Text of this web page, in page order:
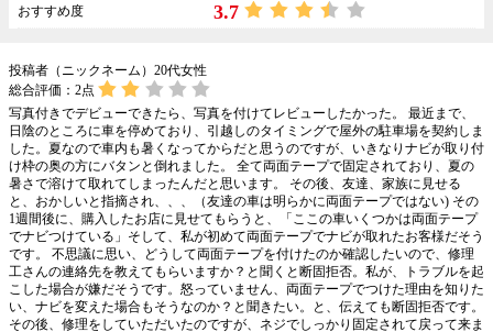
おすすめ度 3.7
投稿者（ニックネーム）20代女性
総合評価： 2点
写真付きでデビューできたら、写真を付けてレビューしたかった。 最近まで、
日陰のところに車を停めており、引越しのタイミングで屋外の駐車場を契約しま
した。夏なので車内も暑くなってからだと思うのですが、いきなりナビが取り付
け枠の奥の方にバタンと倒れました。 全て両面テープで固定されており、夏の
暑さで溶けて取れてしまったんだと思います。 その後、友達、家族に見せる
と、おかしいと指摘され、、、（友達の車は明らかに両面テープではない) その
1週間後に、購入したお店に見せてもらうと、「ここの車いくつかは両面テープ
でナビつけている」そして、私が初めて両面テープでナビが取れたお客様だそう
です。 不思議に思い、どうして両面テープを付けたのか確認したいので、修理
工さんの連絡先を教えてもらいますか？と聞くと断固拒否。私が、トラブルを起
こした場合が嫌だそうです。怒っていません、両面テープでつけた理由を知りた
い、ナビを変えた場合もそうなのか？と聞きたい。と、伝えても断固拒否です。
その後、修理をしていただいたのですが、ネジでしっかり固定されて戻って来ま